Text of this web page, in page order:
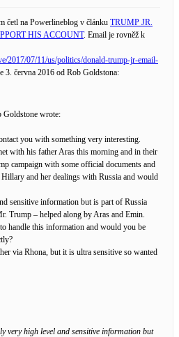
četl na Powerlineblog v článku TRUMP JR.
HIS ACCOUNT. Email je rovněž k
2017/07/11/us/politics/donald-trump-jr-email-
3. června 2016 od Rob Goldstona:
Goldstone wrote:
you with something very interesting.
with his father Aras this morning and in their
campaign with some official documents and
and her dealings with Russia and would
sensitive information but is part of Russia
Trump – helped along by Aras and Emin.
handle this information and would you be
via Rhona, but it is ultra sensitive so wanted
very high level and sensitive information but